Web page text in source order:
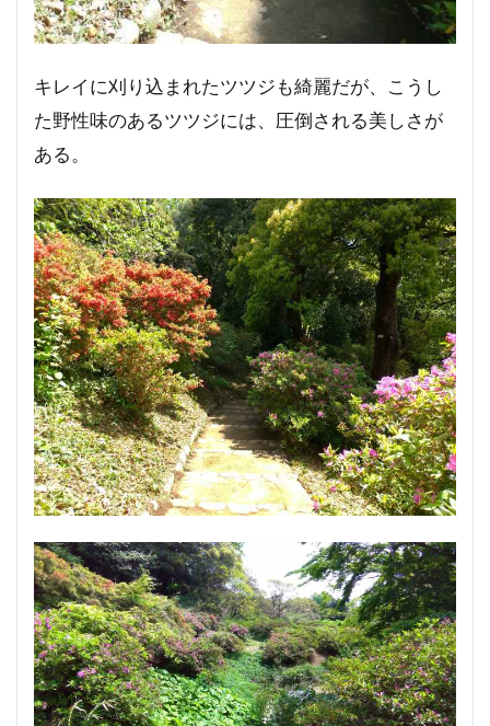
キレイに刈り込まれたツツジも綺麗だが、こうし
た野性味のあるツツジには、圧倒される美しさが
ある。